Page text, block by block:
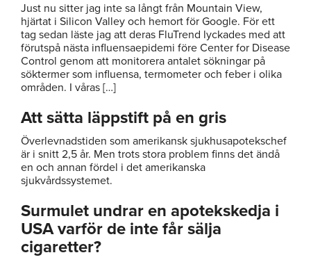
Just nu sitter jag inte sa långt från Mountain View,
hjärtat i Silicon Valley och hemort för Google. För ett
tag sedan läste jag att deras FluTrend lyckades med att
förutspå nästa influensaepidemi före Center for Disease
Control genom att monitorera antalet sökningar på
söktermer som influensa, termometer och feber i olika
områden. I våras […]
Att sätta läppstift på en gris
Överlevnadstiden som amerikansk sjukhusapotekschef
är i snitt 2,5 år. Men trots stora problem finns det ändå
en och annan fördel i det amerikanska
sjukvårdssystemet.
Surmulet undrar en apotekskedja i
USA varför de inte får sälja
cigaretter?